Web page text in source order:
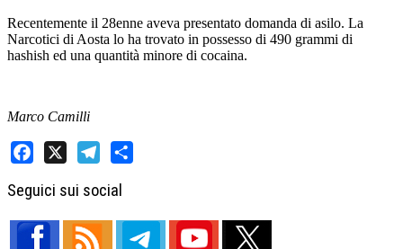
Recentemente il 28enne aveva presentato domanda di asilo. La
Narcotici di Aosta lo ha trovato in possesso di 490 grammi di
hashish ed una quantità minore di cocaina.
Marco Camilli
Seguici sui social